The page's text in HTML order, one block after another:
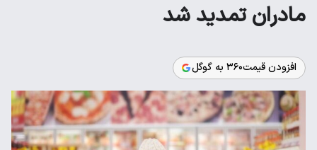
مادران تمدید شد
افزودن قیمت۳۶۰ به گوگل